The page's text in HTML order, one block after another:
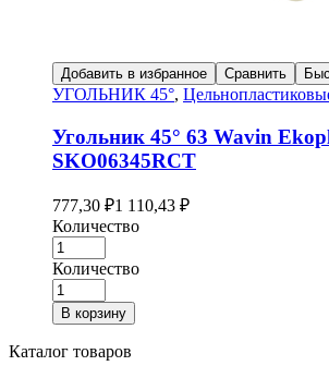
Добавить в избранное Сравнить
УГОЛЬНИК 45°,
Угольник 45° 63 Wavin
SKO06345RCT
777,30 ₽1 110,43 ₽
Количество
Количество
В корзину
Каталог товаров